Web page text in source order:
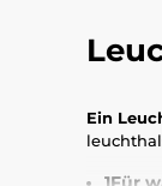
Ein